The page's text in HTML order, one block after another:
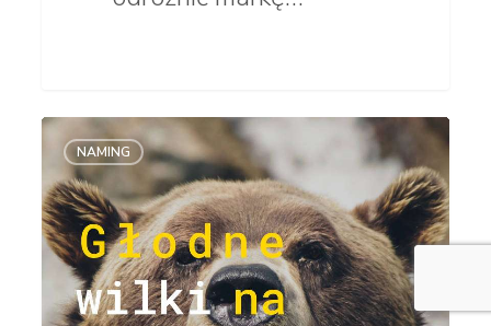
Głodne
wilki
na Wolves
Summit,
NAMING